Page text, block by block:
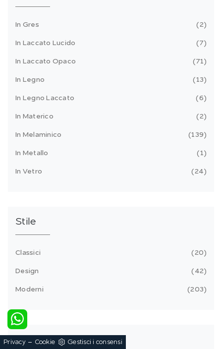
In Gres 2
In Laccato Lucido 7
In Laccato Opaco 71
In Legno 13
In Legno Laccato 6
In Materico 2
In Melaminico 139
In Metallo 1
In Vetro 24
Stile
Classici 20
Design 42
Moderni 203
Tipologia
Privacy- Cookie Gestisci i consensi